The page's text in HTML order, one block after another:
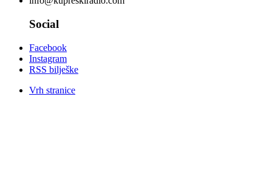
Social
Facebook
Instagram
RSS bilješke
Vrh stranice